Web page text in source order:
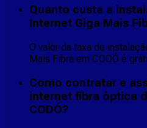
Quanto custa a
Internet Giga Mais
O valor da taxa de
Mais Fibra em CODÓ é
Como contratar e
internet fibra óptica
CODÓ?